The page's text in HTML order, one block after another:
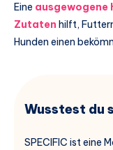
Eine ausgewogene
Zutaten hilft,
Hunden einen
Wusstest du
SPECIFIC ist eine